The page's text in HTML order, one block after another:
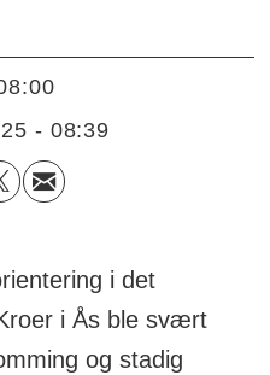
- 08:39
i det
i Ås ble svært
og stadig